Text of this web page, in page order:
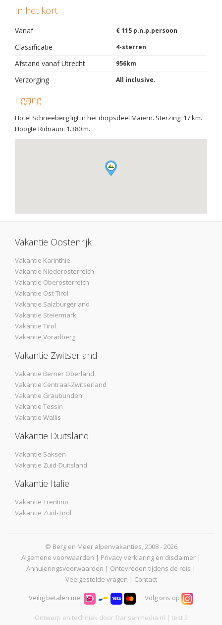
In het kort
Vanaf € 115 p.n.p.persoon
Classificatie 4-sterren
Afstand vanaf Utrecht 956km
Verzorging All inclusive.
Ligging
Hotel Schneeberg ligt in het dorpsdeel Maiern. Sterzing: 17 km.
Hoogte Ridnaun: 1.380 m.
Vakantie Oostenrijk
Vakantie Karinthie
Vakantie Niederosterreich
Vakantie Oberosterreich
Vakantie Ost-Tirol
Vakantie Salzburgerland
Vakantie Steiermark
Vakantie Tirol
Vakantie Vorarlberg
Vakantie Zwitserland
Vakantie Berner Oberland
Vakantie Centraal-Zwitserland
Vakantie Graubunden
Vakantie Tessin
Vakantie Wallis
Vakantie Duitsland
Vakantie Saksen
Vakantie Zuid-Duitsland
Vakantie Italie
Vakantie Trentino
Vakantie Zuid-Tirol
© Berg en Meer alpenvakanties, 2008 - 2026
Algemene voorwaarden | Privacy verklaring en disclaimer |
Annuleringsvoorwaarden | Ontevreden tijdens de reis |
Veelgestelde vragen | Contact
Veilig betalen met Volg ons op
Ontwerp en techniek door fransenmedia.nl | test 2